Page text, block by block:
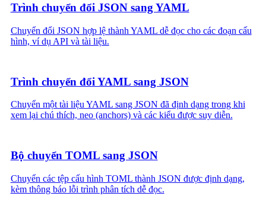
Trình chuyển đổi JSON sang YAML
Chuyển đổi JSON hợp lệ thành YAML dễ đọc cho các đoạn cấu
hình, ví dụ API và tài liệu.
Trình chuyển đổi YAML sang JSON
Chuyển một tài liệu YAML sang JSON đã định dạng trong khi
xem lại chú thích, neo (anchors) và các kiểu được suy diễn.
Bộ chuyển TOML sang JSON
Chuyển các tệp cấu hình TOML thành JSON được định dạng,
kèm thông báo lỗi trình phân tích dễ đọc.